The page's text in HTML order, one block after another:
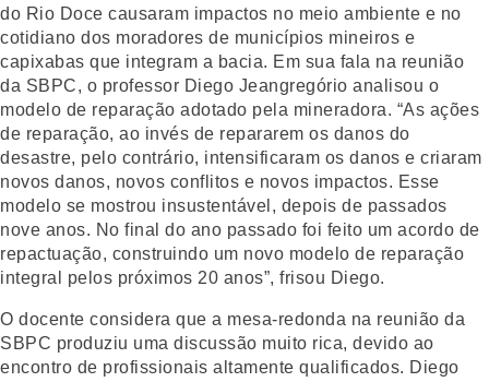
do Rio Doce causaram impactos no meio ambiente e no
cotidiano dos moradores de municípios mineiros e
capixabas que integram a bacia. Em sua fala na reunião
da SBPC, o professor Diego Jeangregório analisou o
modelo de reparação adotado pela mineradora. “As ações
de reparação, ao invés de repararem os danos do
desastre, pelo contrário, intensificaram os danos e criaram
novos danos, novos conflitos e novos impactos. Esse
modelo se mostrou insustentável, depois de passados
nove anos. No final do ano passado foi feito um acordo de
repactuação, construindo um novo modelo de reparação
integral pelos próximos 20 anos”, frisou Diego.
O docente considera que a mesa-redonda na reunião da
SBPC produziu uma discussão muito rica, devido ao
encontro de profissionais altamente qualificados. Diego